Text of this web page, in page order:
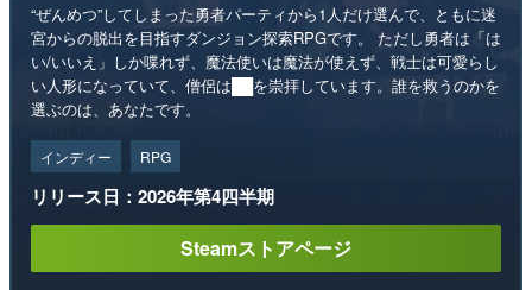
“ぜんめつ”してしまった勇者パーティから1人だけ選んで、ともに迷
宮からの脱出を目指すダンジョン探索RPGです。 ただし勇者は「は
い/いいえ」しか喋れず、魔法使いは魔法が使えず、戦士は可愛らし
い人形になっていて、僧侶は██を崇拝しています。誰を救うのかを
選ぶのは、あなたです。
インディー RPG
リリース日：2026年第4四半期
Steamストアページ